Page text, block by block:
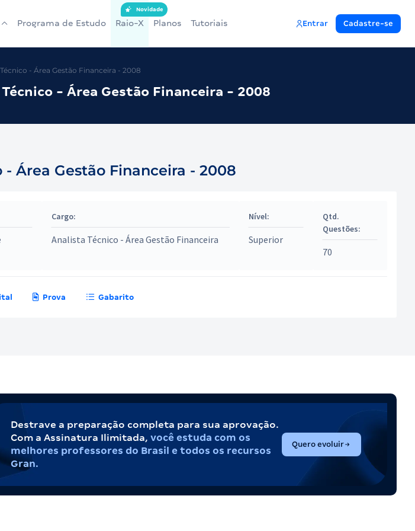
Programa de Estudo Raio-X
Novidade
Planos Tutoriais Entrar Cadastre-se
- Área Gestão Financeira - 2008
- Área Gestão Financeira - 2008
- Área Gestão Financeira - 2008
Cargo:
Analista Técnico - Área Gestão Financeira
Nível:
Superior
Qtd.
Questões:
70
Prova Gabarito
Destrave a preparação completa para sua aprovação.
Com a Assinatura Ilimitada, você estuda com os
melhores professores do Brasil e todos os recursos
Gran.
Quero evoluir(abre em nova aba)